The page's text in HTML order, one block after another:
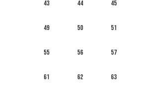
43 44 45
49 50 51
55 56 57
61 62 63